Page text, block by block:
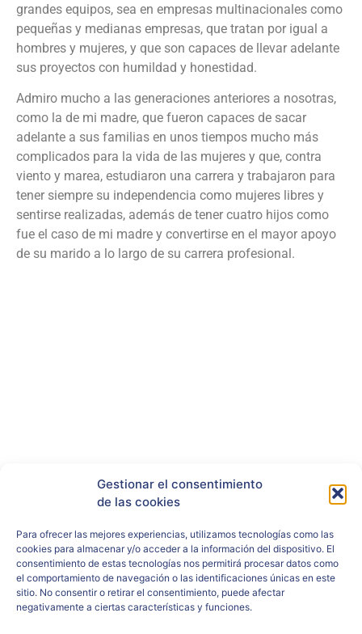
Gestionar el consentimiento
de las cookies
Para ofrecer las mejores experiencias, utilizamos tecnologías como las
cookies para almacenar y/o acceder a la información del dispositivo. El
consentimiento de estas tecnologías nos permitirá procesar datos como
el comportamiento de navegación o las identificaciones únicas en este
sitio. No consentir o retirar el consentimiento, puede afectar
negativamente a ciertas características y funciones.
grandes equipos, sea en empresas multinacionales como
pequeñas y medianas empresas, que tratan por igual a
hombres y mujeres, y que son capaces de llevar adelante
sus proyectos con humildad y honestidad.
Admiro mucho a las generaciones anteriores a nosotras,
como la de mi madre, que fueron capaces de sacar
adelante a sus familias en unos tiempos mucho más
complicados para la vida de las mujeres y que, contra
viento y marea, estudiaron una carrera y trabajaron para
tener siempre su independencia como mujeres libres y
sentirse realizadas, además de tener cuatro hijos como
fue el caso de mi madre y convertirse en el mayor apoyo
de su marido a lo largo de su carrera profesional.
RRSS